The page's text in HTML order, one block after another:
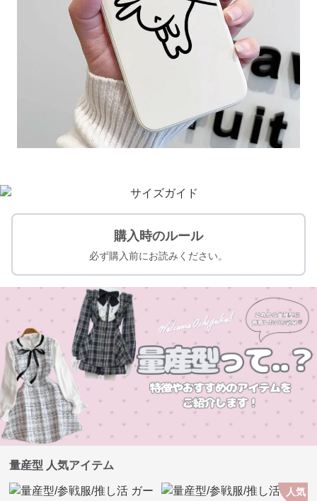
購入時のルール
必ず購入前にお読みください。
量産型 人気アイテム
人気